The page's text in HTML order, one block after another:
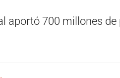
aportó 700 millones de